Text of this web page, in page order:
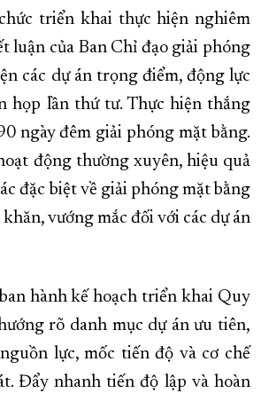
triển khai thực hiện nghiêm
luận của Ban Chỉ đạo giải phóng
các dự án trọng điểm, động lực
họp lần thứ tư. Thực hiện thắng
ngày đêm giải phóng mặt bằng.
động thường xuyên, hiệu quả
đặc biệt về giải phóng mặt bằng
vướng mắc đối với các dự án
hành kế hoạch triển khai Quy
rõ danh mục dự án ưu tiên,
lực, mốc tiến độ và cơ chế
Đẩy nhanh tiến độ lập và hoàn